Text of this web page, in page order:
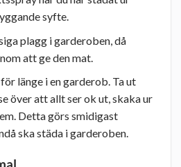
syfte.
plagg i garderoben, då
att ge den mat.
länge i en garderob. Ta ut
över att allt ser ok ut, skaka ur
Detta görs smidigast
ska städa i garderoben.